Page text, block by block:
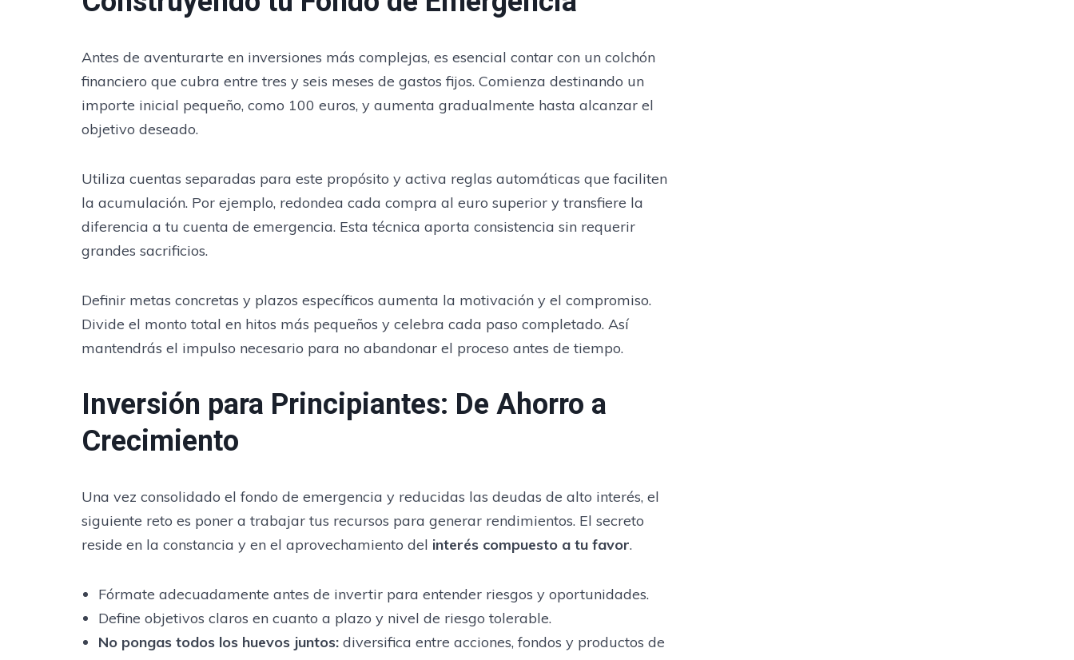
Antes de aventurarte en inversiones más complejas, es esencial contar con un colchón
financiero que cubra entre tres y seis meses de gastos fijos. Comienza destinando un
importe inicial pequeño, como 100 euros, y aumenta gradualmente hasta alcanzar el
objetivo deseado.
Utiliza cuentas separadas para este propósito y activa reglas automáticas que faciliten
la acumulación. Por ejemplo, redondea cada compra al euro superior y transfiere la
diferencia a tu cuenta de emergencia. Esta técnica aporta consistencia sin requerir
grandes sacrificios.
Definir metas concretas y plazos específicos aumenta la motivación y el compromiso.
Divide el monto total en hitos más pequeños y celebra cada paso completado. Así
mantendrás el impulso necesario para no abandonar el proceso antes de tiempo.
Inversión para Principiantes: De Ahorro a
Crecimiento
Una vez consolidado el fondo de emergencia y reducidas las deudas de alto interés, el
siguiente reto es poner a trabajar tus recursos para generar rendimientos. El secreto
reside en la constancia y en el aprovechamiento del interés compuesto a tu favor.
Fórmate adecuadamente antes de invertir para entender riesgos y oportunidades.
Define objetivos claros en cuanto a plazo y nivel de riesgo tolerable.
No pongas todos los huevos juntos:diversifica entre acciones, fondos y productos de